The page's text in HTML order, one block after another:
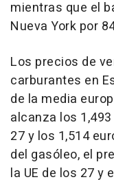
mientras que el
Nueva York por
Los precios de
carburantes en
de la media
alcanza los
27 y los 1,514
del gasóleo, el
la UE de los 27 y